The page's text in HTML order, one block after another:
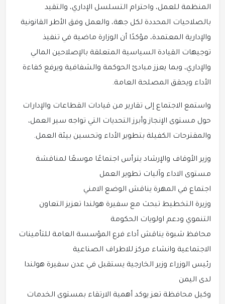
المنظمة للعمل، واحترام التسلسل الإداري، والتقيد
بالصلاحيات المحددة لكل جهة، والعمل وفق الأطر القانونية
والإدارية المعتمدة، مؤكدًا أن الوزارة ماضية في تنفيذ
توجيهات القيادة السياسية المتعلقة بالإصلاحين المالي
والإداري، وبما يعزز مبادئ الحوكمة والشفافية ويرفع كفاءة
الأداء ويحقق المصلحة العامة.
واستمع الاجتماع إلى تقارير من قيادات القطاعات والإدارات
حول مستوى الإنجاز وأبرز التحديات التي تواجه سير العمل،
والمقترحات الكفيلة بتطوير الأداء وتحسين بيئة العمل.
وزير الأوقاف والإرشاد يترأس اجتماعًا موسعًا لمناقشة
مستوى الاداء وآليات تطوير العمل
اجتماع في المهرة يناقش الوضع الامني
وزيرة التخطيط تبحث مع سفيرة هولندا تعزيز التعاون
التنموي ودعم اولويات الحكومة
محافظ شبوة يناقش أداء فرع المؤسسة العامة للتأمينات
الاجتماعية وانشاء مركز للاطراف الصناعية
رئيس الوزراء وزير الخارجية يستقبل في عدن سفيرة هولندا
لدى اليمن
وكيل محافظة تعز يوكد أهمية الارتقاء بمستوى الخدمات